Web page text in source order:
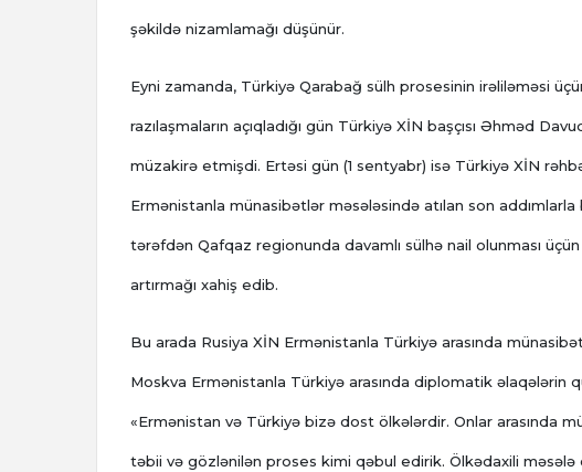
şəkildə nizamlamağı düşünür.
Eyni zamanda, Türkiyə Qarabağ sülh prosesinin irəliləməsi
razılaşmaların açıqladığı gün Türkiyə XİN başçısı Əhməd
müzakirə etmişdi. Ertəsi gün (1 sentyabr) isə Türkiyə XİN
Ermənistanla münasibətlər məsələsində atılan son
tərəfdən Qafqaz regionunda davamlı sülhə nail olunması
artırmağı xahiş edib.
Bu arada Rusiya XİN Ermənistanla Türkiyə arasında
Moskva Ermənistanla Türkiyə arasında diplomatik əlaqələrin
«Ermənistan və Türkiyə bizə dost ölkələrdir. Onlar arasında
təbii və gözlənilən proses kimi qəbul edirik. Ölkədaxili